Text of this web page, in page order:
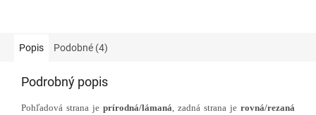
Popis Podobné (4)
Podrobný popis
Pohľadová strana je prírodná/lámaná, zadná strana je rovná/rezaná